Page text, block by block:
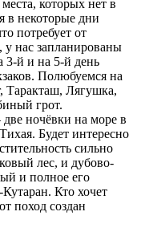
которых нет в
в некоторые дни
потребует от
у нас запланированы
3-й и на 5-й день
Полюбуемся на
Таракташ, Лягушка,
грот.
ночёвки на море в
Будет интересно
сильно
лес, и дубово-
и полное его
Кто хочет
поход создан